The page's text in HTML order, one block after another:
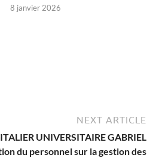
8 janvier 2026
NEXT ARTICLE
UNIVERSITAIRE GABRIEL
du personnel sur la gestion des